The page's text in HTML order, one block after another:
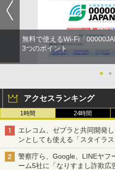
無料で使えるWi-Fi「
3つのポイント
● ●
アクセスランキング
1時間 24時間
エレコム、ゼブラと共同開発
ンとしても使える「スタイラ
も、持ち替えずに書き込める
警察庁ら、Google、LINEヤフ
ーム5社に「なりすまし詐欺